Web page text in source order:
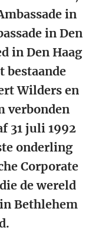
in
in Den
in Den Haag
Wilders en
verbonden
31 juli 1992
onderling
Corporate
de wereld
Bethlehem